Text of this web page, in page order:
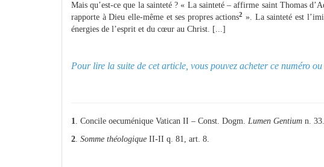
Mais qu’est-ce que la sainteté ? « La sainteté – affirme saint Thomas
rapporte à Dieu elle-même et ses propres actions2 ». La sainteté est
énergies de l’esprit et du cœur au Christ. [...]
Pour lire la suite de cet article, vous pouvez acheter ce numéro ou
1. Concile oecuménique Vatican II – Const. Dogm. Lumen Gentium n. 33.
2. Somme théologique II-II q. 81, art. 8.